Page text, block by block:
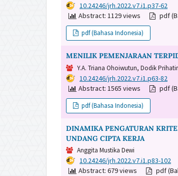
DOI: 10.24246/jrh.2022.v7.i1.p37-62
Abstract: 1129 views
pdf
pdf (Bahasa Indonesia)
MENILIK PEMENJARAAN
Y.A. Triana Ohoiwutun, Dodik
DOI: 10.24246/jrh.2022.v7.i1.p63-82
Abstract: 1565 views
pdf
pdf (Bahasa Indonesia)
DINAMIKA PENGATURAN
UNDANG CIPTA KERJA
Anggita Mustika Dewi
DOI: 10.24246/jrh.2022.v7.i1.p83-102
Abstract: 679 views
pdf